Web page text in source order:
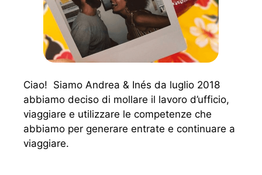
Ciao! Siamo Andrea & Inés da luglio 2018
abbiamo deciso di mollare il lavoro d’ufficio,
viaggiare e utilizzare le competenze che
abbiamo per generare entrate e continuare a
viaggiare.